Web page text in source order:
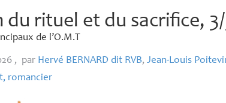
du rituel et du sacrifice,
de l’O.M.T
, par Hervé BERNARD dit RVB,Jean-Louis
romancier